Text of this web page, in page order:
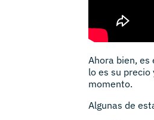
Ahora bien,
lo es su precio
momento.
Algunas de